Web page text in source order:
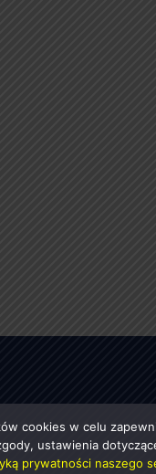
cookies w celu
ustawienia
prywatności naszego